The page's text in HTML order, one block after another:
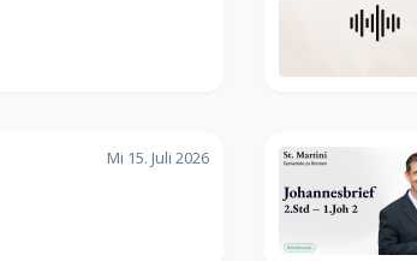
Mi 15. Juli 2026